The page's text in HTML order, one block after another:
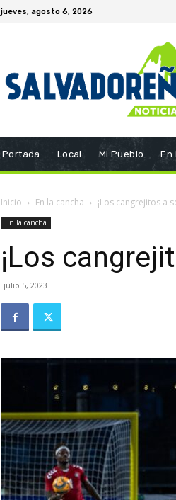
jueves, agosto 6, 2026
Portada Local Mi Pueblo En
Inicio En la cancha ¡Los cangrejitos a
En la cancha
¡Los
julio 5, 2023